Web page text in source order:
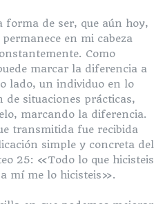
de ser, que aún hoy,
en mi cabeza
Como
marcar la diferencia a
lado, un individuo en lo
de situaciones prácticas,
marcando la diferencia.
transmitida fue recibida
simple y concreta del
25: «Todo lo que hicisteis
mí me lo hicisteis».